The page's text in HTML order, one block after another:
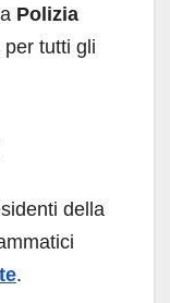
Polizia
tutti gli
della
.